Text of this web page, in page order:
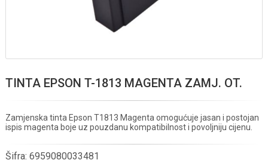
TINTA EPSON T-1813 MAGENTA ZAMJ. OT.
Zamjenska tinta Epson T1813 Magenta omogućuje jasan i postojan
ispis magenta boje uz pouzdanu kompatibilnost i povoljniju cijenu.
Šifra: 6959080033481